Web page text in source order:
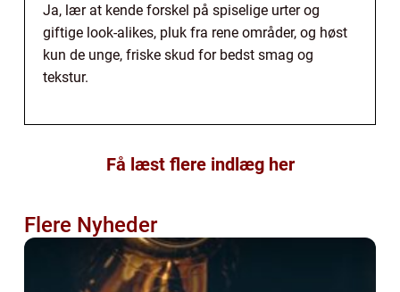
Ja, lær at kende forskel på spiselige urter og
giftige look-alikes, pluk fra rene områder, og høst
kun de unge, friske skud for bedst smag og
tekstur.
Få læst flere indlæg her
Flere Nyheder